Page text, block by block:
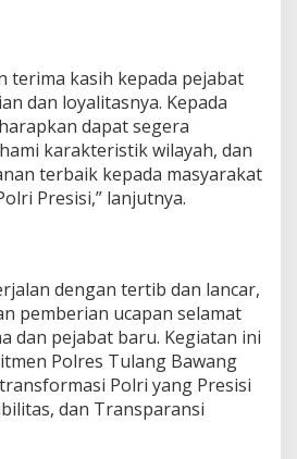
k
a
n
L
o
y
a
l
s
d
a
n
P
r
o
f
terima kasih kepada pejabat
dan loyalitasnya. Kepada
dapat segera
karakteristik wilayah, dan
terbaik kepada masyarakat
Presisi,” lanjutnya.
dengan tertib dan lancar,
pemberian ucapan selamat
dan pejabat baru. Kegiatan ini
Polres Tulang Bawang
Polri yang Presisi
dan Transparansi